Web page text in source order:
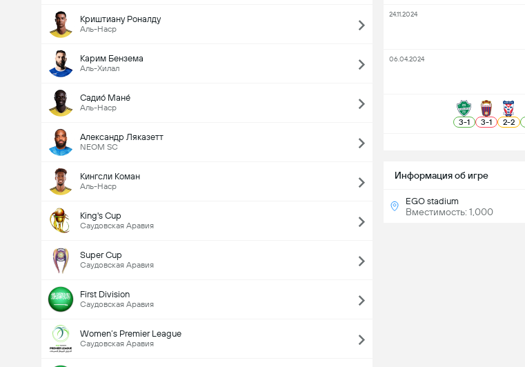
Криштиану Роналду
Аль-Наср
Карим Бензема
Аль-Хилал
Садио́ Мане́
Аль-Наср
Александр Ляказетт
NEOM SC
Кингсли Коман
Аль-Наср
King's Cup
Саудовская Аравия
Super Cup
Саудовская Аравия
First Division
Саудовская Аравия
Women’s Premier League
Саудовская Аравия
Информация об игре
EGO stadium
Вместимость: 1,000
24.11.2024
06.04.2024
3-1 3-1 2-2